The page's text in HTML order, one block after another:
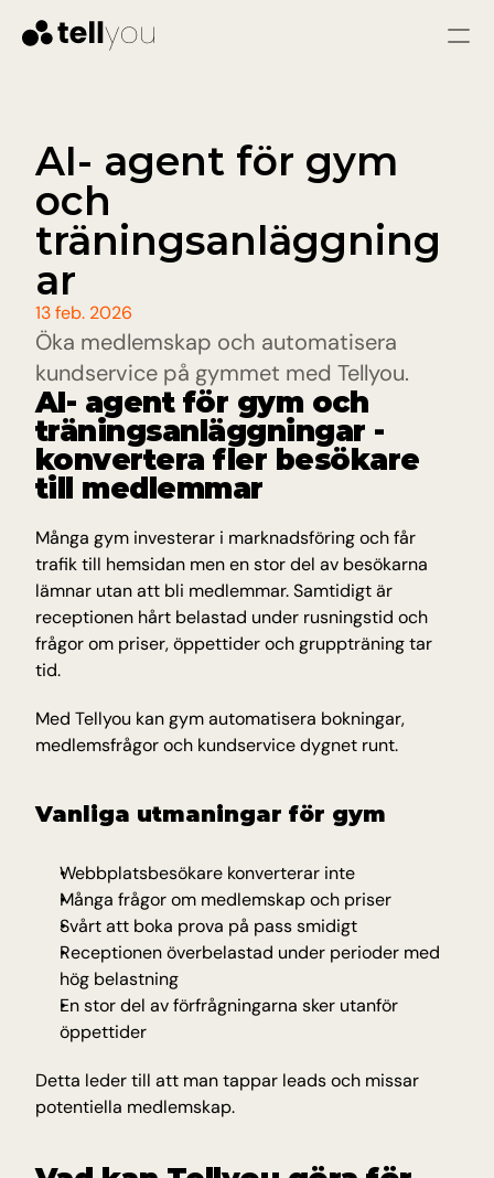
Tjänster
Kundtjänst
Omedelbara svar och färre problem genom
snabb och konsekvent hjälp
Kvalificera leads, svara på frågor och vägled
Resurser
Blogg
Uppdateringar
Håll dig uppdaterad med det senaste
Plattform
Upptäck vår plattform
Antagning, registrering och studentfrågor
Produktfrågor om frakt och returer
Träning & hälsa
Bokningar, avbokningar och medlemssupport
Resor och gästfrihet
Bokningar, avbokningar och återbetalningar
AI- agent för gym
och
träningsanläggning
ar
13 feb. 2026
Öka medlemskap och automatisera
kundservice på gymmet med Tellyou.
AI- agent för gym och
träningsanläggningar -
konvertera fler besökare
till medlemmar
Många gym investerar i marknadsföring och får
trafik till hemsidan men en stor del av besökarna
lämnar utan att bli medlemmar. Samtidigt är
receptionen hårt belastad under rusningstid och
frågor om priser, öppettider och gruppträning tar
tid.
Med Tellyou kan gym automatisera bokningar,
medlemsfrågor och kundservice dygnet runt.
Vanliga utmaningar för gym
Webbplatsbesökare konverterar inte
Många frågor om medlemskap och priser
Svårt att boka prova på pass smidigt
Receptionen överbelastad under perioder med
hög belastning
En stor del av förfrågningarna sker utanför
öppettider
Detta leder till att man tappar leads och missar
potentiella medlemskap.